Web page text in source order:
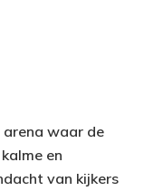
arena waar de
en
van kijkers